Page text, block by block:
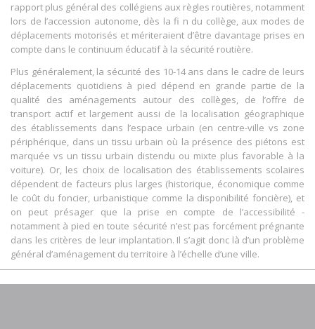
rapport plus général des collégiens aux règles routières, notamment
lors de l’accession autonome, dès la fi n du collège, aux modes de
déplacements motorisés et mériteraient d’être davantage prises en
compte dans le continuum éducatif à la sécurité routière.
Plus généralement, la sécurité des 10-14 ans dans le cadre de leurs
déplacements quotidiens à pied dépend en grande partie de la
qualité des aménagements autour des collèges, de l’offre de
transport actif et largement aussi de la localisation géographique
des établissements dans l’espace urbain (en centre-ville vs zone
périphérique, dans un tissu urbain où la présence des piétons est
marquée vs un tissu urbain distendu ou mixte plus favorable à la
voiture). Or, les choix de localisation des établissements scolaires
dépendent de facteurs plus larges (historique, économique comme
le coût du foncier, urbanistique comme la disponibilité foncière), et
on peut présager que la prise en compte de l’accessibilité -
notamment à pied en toute sécurité n’est pas forcément prégnante
dans les critères de leur implantation. Il s’agit donc là d’un problème
général d’aménagement du territoire à l’échelle d’une ville.